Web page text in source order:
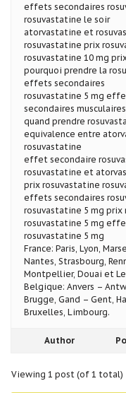
effets secondaires
rosuvastatine le soir
atorvastatine et
rosuvastatine prix
rosuvastatine 10 mg
pourquoi prendre la
effets secondaires
rosuvastatine 5 mg
secondaires musculaires
quand prendre
equivalence entre
rosuvastatine
effet secondaire
rosuvastatine et
prix rosuvastatine
effets secondaires
rosuvastatine 5 mg
rosuvastatine 5 mg
rosuvastatine 5 mg
France: Paris, Lyon,
Nantes, Strasbourg,
Montpellier, Douai et
Belgique: Anvers –
Brugge, Gand – Gent,
Bruxelles, Limbourg.
Author
Viewing 1 post (of 1 total)